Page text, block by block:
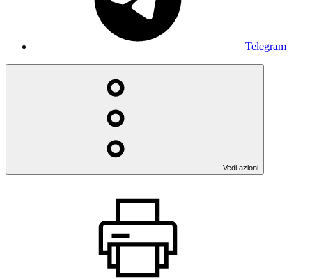
Telegram
Vedi azioni